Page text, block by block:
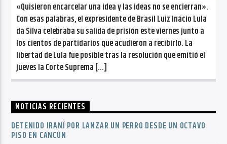
«Quisieron encarcelar una idea y las ideas no se encierran».
Con esas palabras, el expresidente de Brasil Luiz Inácio Lula
da Silva celebraba su salida de prisión este viernes junto a
los cientos de partidarios que acudieron a recibirlo. La
libertad de Lula fue posible tras la resolución que emitió el
jueves la Corte Suprema […]
NOTICIAS RECIENTES
DETENIDO IRANÍ POR LANZAR UN PERRO DESDE UN OCTAVO
PISO EN CANCÚN